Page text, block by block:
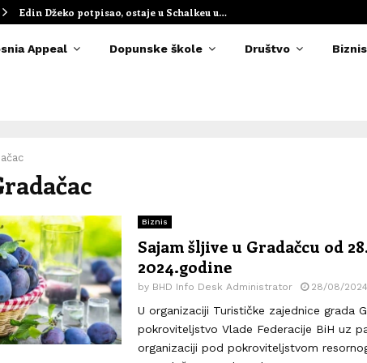
Edin Džeko potpisao, ostaje u Schalkeu u…
Appeal Dopunske škole Društvo Biznis
Biznis
Sajam šljive u Gradačcu od
2024.godine
by BHD Info Desk Administrator 28/08/2024
U organizaciji Turističke zajednice grada
pokroviteljstvo Vlade Federacije BiH uz
organizaciji pod pokroviteljstvom